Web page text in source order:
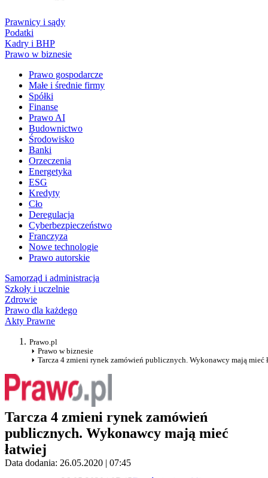
Prawnicy i sądy
Podatki
Kadry i BHP
Prawo w biznesie
Prawo gospodarcze
Małe i średnie firmy
Spółki
Finanse
Prawo AI
Budownictwo
Środowisko
Banki
Orzeczenia
Energetyka
ESG
Kredyty
Cło
Deregulacja
Cyberbezpieczeństwo
Franczyza
Nowe technologie
Prawo autorskie
Samorząd i administracja
Szkoły i uczelnie
Zdrowie
Prawo dla każdego
Akty Prawne
Prawo.pl
Prawo w biznesie
Tarcza 4 zmieni rynek zamówień publicznych. Wykonawcy mają mieć
Tarcza 4 zmieni rynek zamówień
publicznych. Wykonawcy mają mieć
łatwiej
Data dodania: 26.05.2020 | 07:45